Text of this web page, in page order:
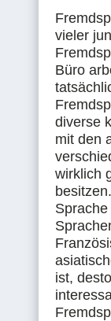
vieler
Büro
diverse
mit den
wirklich
ist,